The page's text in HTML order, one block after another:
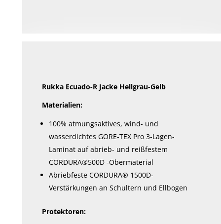
auf
der
gewählt
werden
Rukka Ecuado-R Jacke Hellgrau-Gelb
Materialien:
100% atmungsaktives, wind- und
wasserdichtes GORE-TEX Pro 3-Lagen-
Laminat auf abrieb- und reißfestem
CORDURA®500D -Obermaterial
Abriebfeste CORDURA® 1500D-
Verstärkungen an Schultern und Ellbogen
Protektoren: